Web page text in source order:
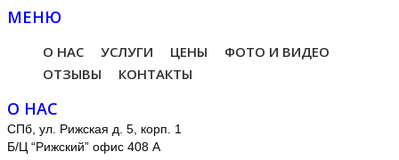
МЕНЮ
О НАС УСЛУГИ ЦЕНЫ
ФОТО И ВИДЕО
ОТЗЫВЫ
КОНТАКТЫ
О НАС
СПб, ул. Рижская д. 5, корп. 1
Б/Ц “Рижский” офис 408 А